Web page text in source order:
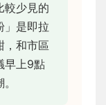
較少見的
」是即拉
，和市區
早上9點